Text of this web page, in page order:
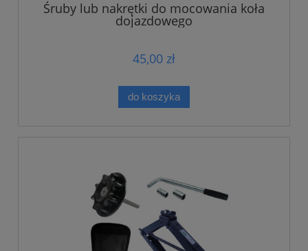
Śruby lub nakrętki do mocowania koła
dojazdowego
45,00 zł
do koszyka